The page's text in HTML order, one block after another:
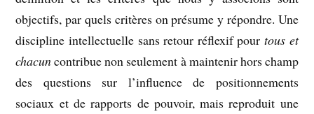
objectifs, par quels critères on présume y répondre. Une
discipline intellectuelle sans retour réflexif pourtous et
chacuncontribue non seulement à maintenir hors champ
des questions sur l’influence de positionnements
sociaux et de rapports de pouvoir, mais reproduit une